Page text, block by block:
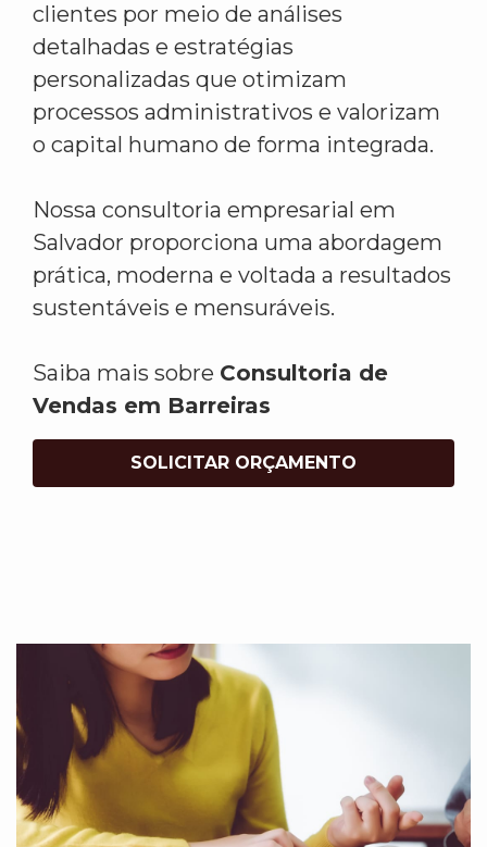
clientes por meio de análises
detalhadas e estratégias
personalizadas que otimizam
processos administrativos e valorizam
o capital humano de forma integrada.
Nossa consultoria empresarial em
Salvador proporciona uma abordagem
prática, moderna e voltada a resultados
sustentáveis e mensuráveis.
Saiba mais sobre Consultoria de
Vendas em Barreiras
SOLICITAR ORÇAMENTO